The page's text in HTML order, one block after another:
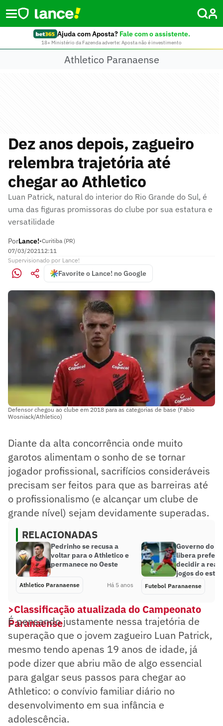
Ajuda com Aposta? Fale com o assistente.
18+ Ministério da Fazenda adverte: Aposta não é investimento
Athletico Paranaense
Dez anos depois, zagueiro
relembra trajetória até
chegar ao Athletico
Luan Patrick, natural do interior do Rio Grande do Sul, é
uma das figuras promissoras do clube por sua estatura e
versatilidade
PorLance!•Curitiba (PR)
07/03/202112:11
Supervisionado por Lance!
Favorite o Lance! no Google
Defensor chegou ao clube em 2018 para as categorias de base (Fabio
Wosniack/Athletico)
Diante da alta concorrência onde muito
garotos alimentam o sonho de se tornar
jogador profissional, sacrifícios consideráveis
precisam ser feitos para que as barreiras até
o profissionalismo (e alcançar um clube de
grande nível) sejam devidamente superadas.
RELACIONADAS
Pedrinho se recusa a
voltar para o Athletico e
permanece no Oeste
Athletico Paranaense Há 5 anos
Governo do
libera
decidir a
jogos do
Futebol Paranaense
>Classificação atualizada do Campeonato
Paranaense
É pensando justamente nessa trajetória de
superação que o jovem zagueiro Luan Patrick,
mesmo tendo apenas 19 anos de idade, já
pode dizer que abriu mão de algo essencial
para galgar seus passos para chegar ao
Athletico: o convívio familiar diário no
desenvolvimento em sua infância e
adolescência.